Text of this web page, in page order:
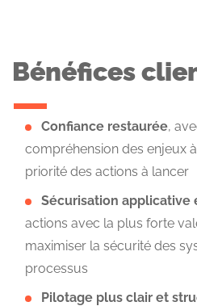
Bénéfices
Confiance restaurée,
compréhension des enjeux
priorité des actions à lancer
Sécurisation applicative
actions avec la plus forte
maximiser la sécurité des
processus
Pilotage plus clair et